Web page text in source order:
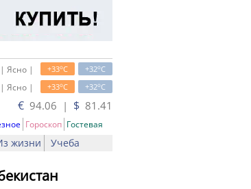
+32oC
+33oC
Ясно |
+32oC
+33oC
Ясно |
€ 94.06 | $ 81.41
Гороскоп Гостевая
жизни Учеба